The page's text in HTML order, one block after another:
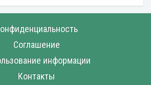
Соглашение
информации
Контакты